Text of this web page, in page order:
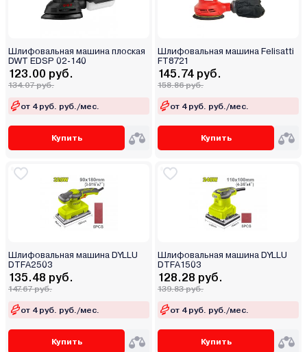
Шлифовальная машина плоская
DWT EDSP 02-140
123.00 руб.
134.07 руб.
от 4 руб. руб./мес.
Купить
Шлифовальная машина Felisatti
FT8721
145.74 руб.
158.86 руб.
от 4 руб. руб./мес.
Купить
Шлифовальная машина DYLLU
DTFA2503
135.48 руб.
147.67 руб.
от 4 руб. руб./мес.
Купить
Шлифовальная машина DYLLU
DTFA1503
128.28 руб.
139.83 руб.
от 4 руб. руб./мес.
Купить